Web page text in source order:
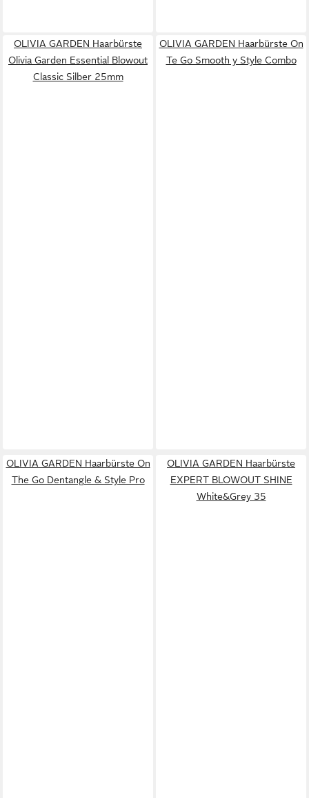
OLIVIA GARDEN Haarbürste
Olivia Garden Essential Blowout
Classic Silber 25mm
OLIVIA GARDEN Haarbürste On
Te Go Smooth y Style Combo
OLIVIA GARDEN Haarbürste On
The Go Dentangle & Style Pro
OLIVIA GARDEN Haarbürste
EXPERT BLOWOUT SHINE
White&Grey 35